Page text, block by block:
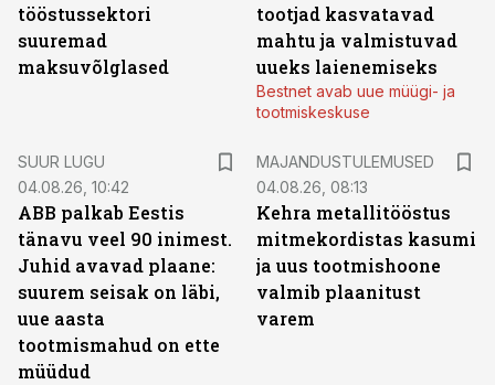
tööstussektori
suuremad
maksuvõlglased
tootjad kasvatavad
mahtu ja valmistuvad
uueks laienemiseks
Bestnet avab uue müügi- ja
tootmiskeskuse
SUUR LUGU
04.08.26, 10:42
ABB palkab Eestis
tänavu veel 90 inimest.
Juhid avavad plaane:
suurem seisak on läbi,
uue aasta
tootmismahud on ette
müüdud
MAJANDUSTULEMUSED
04.08.26, 08:13
Kehra metallitööstus
mitmekordistas kasumi
ja uus tootmishoone
valmib plaanitust
varem